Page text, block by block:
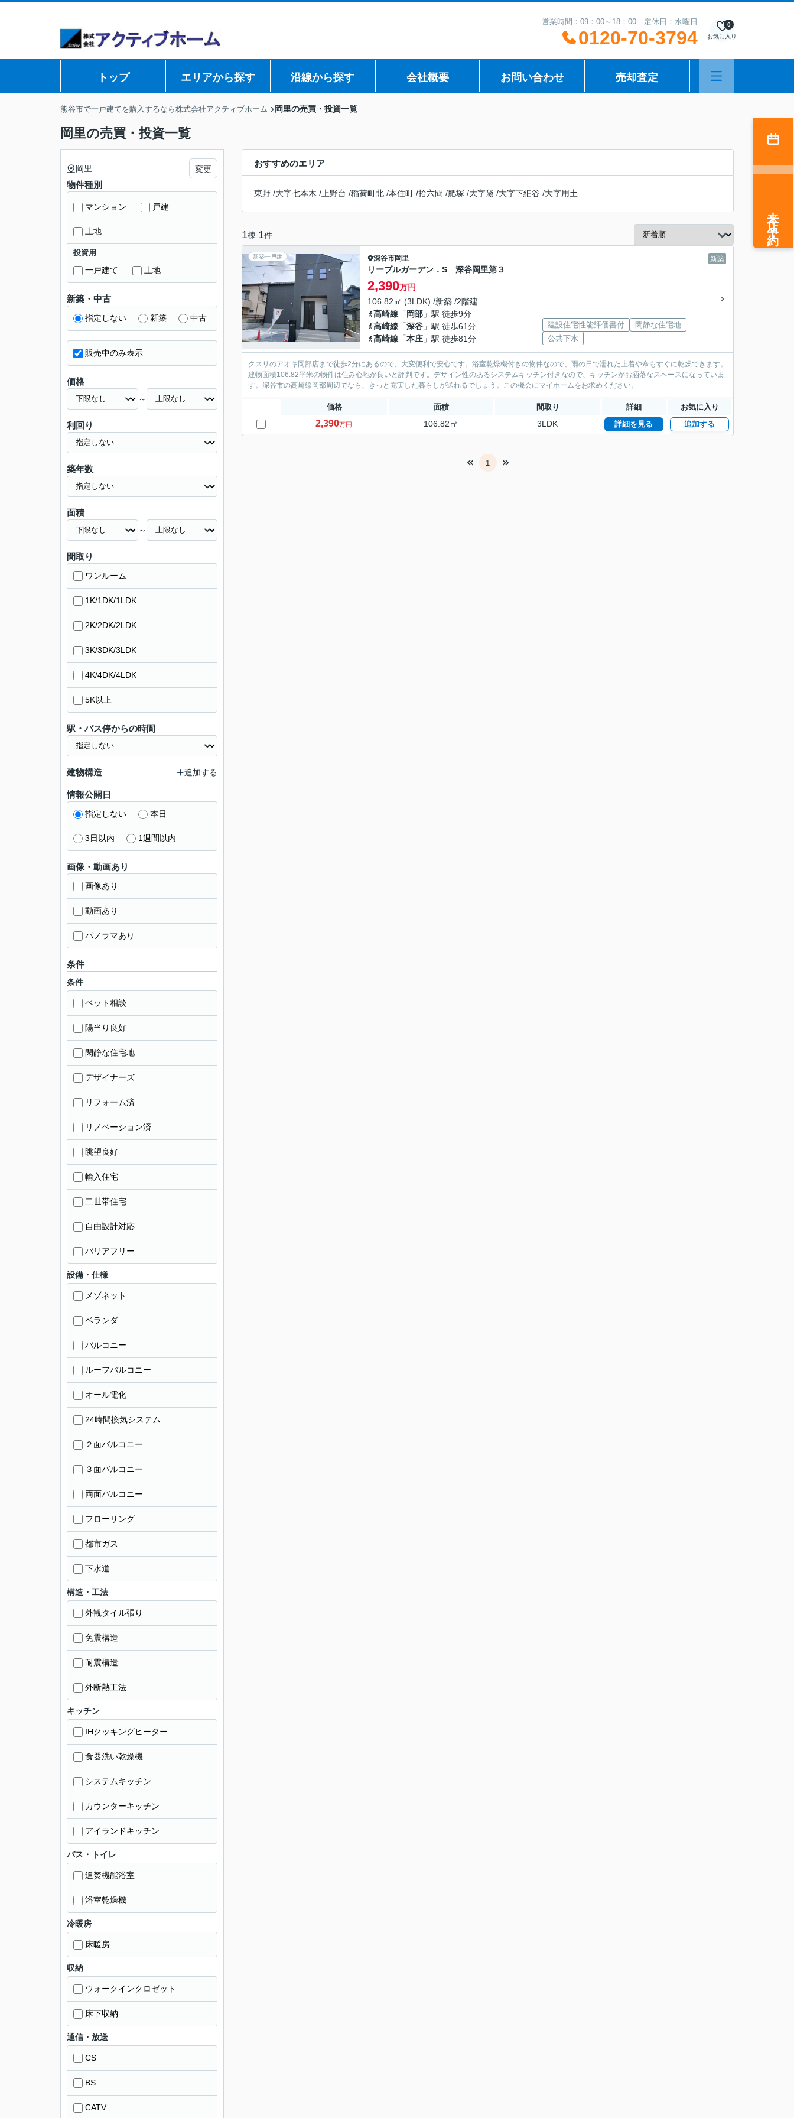
営業時間：09：00～18：00 定休日：水曜日
0120-70-3794 お気に入り
0
トップ エリアから探す 沿線から探す 会社概要 お問い合わせ 売却査定
熊谷市で一戸建てを購入するなら株式会社アクティブホーム 岡里の売買・投資一覧
岡里の売買・投資一覧
おすすめのエリア
東野 /大字七本木 / 上野台 /稲荷町北 /本住町 /拾六間 /肥塚 /大字黛 /大字下細谷 /大字用土
1棟 1件
新築一戸建 新築
深谷市岡里
リーブルガーデン．S 深谷岡里第３
2,390万円
106.82㎡ (3LDK) /新築 /2階建
高崎線 「 岡部 」駅 徒歩9分
高崎線 「深谷 」駅 徒歩61分
高崎線 「本庄 」駅 徒歩81分
建設住宅性能評価書付
閑静な住宅地
公共下水
クスリのアオキ岡部店まで徒歩2分にあるので、大変便利で安心です。浴室乾燥機付きの物件なので、雨の日で濡れた上着や傘もすぐに乾燥できます。
建物面積106.82平米の物件は住み心地が良いと評判です。デザイン性のあるシステムキッチン付きなので、キッチンがお洒落なスペースになっていま
す。深谷市の高崎線岡部周辺でなら、きっと充実した暮らしが送れるでしょう。この機会にマイホームをお求めください。
価格 面積 間取り 詳細 お気に入り
2,390万円 106.82㎡ 3LDK 詳細を見る 追加する
1
岡里 変更
物件種別
マンション 戸建
土地
投資用
一戸建て 土地
新築・中古
指定しない 新築 中古
販売中のみ表示
価格
～
利回り
築年数
面積
～
間取り
ワンルーム
1K/1DK/1LDK
2K/2DK/2LDK
3K/3DK/3LDK
4K/4DK/4LDK
5K以上
駅・バス停からの時間
建物構造 追加する
情報公開日
指定しない 本日
3日以内 1週間以内
画像・動画あり
画像あり
動画あり
パノラマあり
条件
条件
ペット相談
陽当り良好
閑静な住宅地
デザイナーズ
リフォーム済
リノベーション済
眺望良好
輸入住宅
二世帯住宅
自由設計対応
バリアフリー
設備・仕様
メゾネット
ベランダ
バルコニー
ルーフバルコニー
オール電化
24時間換気システム
２面バルコニー
３面バルコニー
両面バルコニー
フローリング
都市ガス
下水道
構造・工法
外観タイル張り
免震構造
耐震構造
外断熱工法
キッチン
IHクッキングヒーター
食器洗い乾燥機
システムキッチン
カウンターキッチン
アイランドキッチン
バス・トイレ
追焚機能浴室
浴室乾燥機
冷暖房
床暖房
収納
ウォークインクロゼット
床下収納
通信・放送
CS
BS
CATV
来店予約